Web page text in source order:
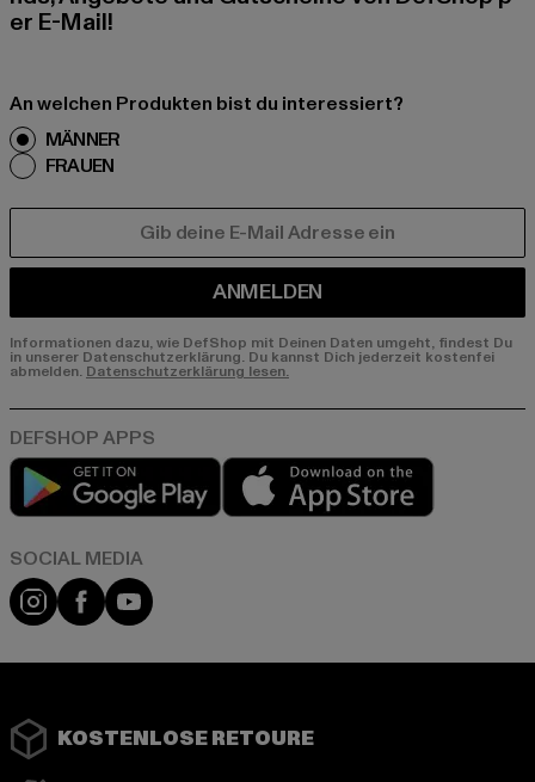
er E-Mail!
An welchen Produkten bist du interessiert?
MÄNNER
FRAUEN
ANMELDEN
Informationen dazu, wie DefShop mit Deinen Daten umgeht, findest Du
in unserer Datenschutzerklärung. Du kannst Dich jederzeit kostenfei
abmelden. Datenschutzerklärung lesen.
Play market
Instagram
FacebookYouTube
KOSTENLOSE RETOURE